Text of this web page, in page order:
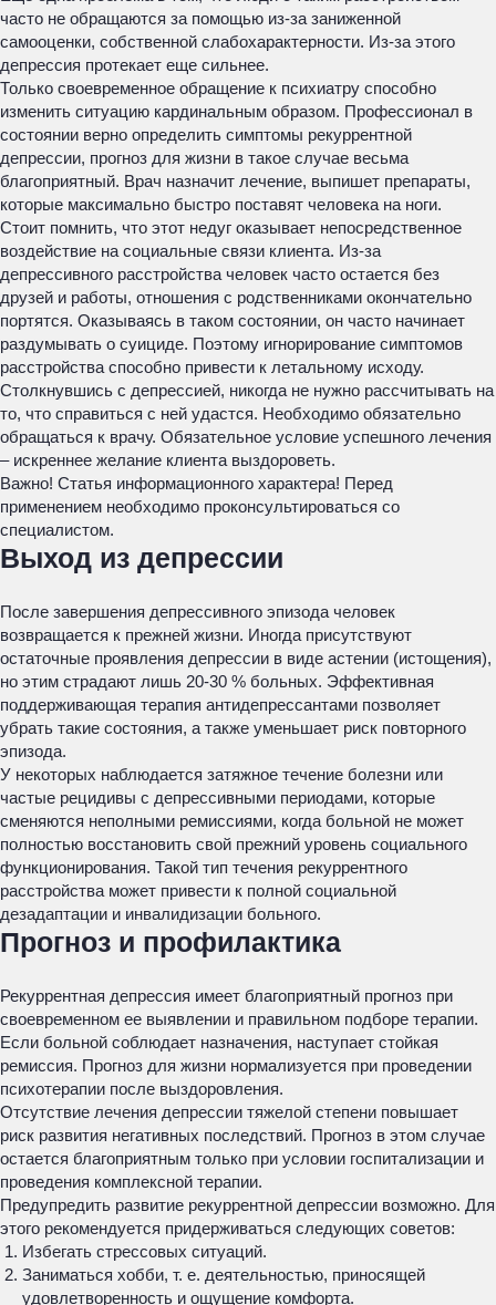
часто не обращаются за помощью из-за заниженной
самооценки, собственной слабохарактерности. Из-за этого
депрессия протекает еще сильнее.
Только своевременное обращение к психиатру способно
изменить ситуацию кардинальным образом. Профессионал в
состоянии верно определить симптомы рекуррентной
депрессии, прогноз для жизни в такое случае весьма
благоприятный. Врач назначит лечение, выпишет препараты,
которые максимально быстро поставят человека на ноги.
Стоит помнить, что этот недуг оказывает непосредственное
воздействие на социальные связи клиента. Из-за
депрессивного расстройства человек часто остается без
друзей и работы, отношения с родственниками окончательно
портятся. Оказываясь в таком состоянии, он часто начинает
раздумывать о суициде. Поэтому игнорирование симптомов
расстройства способно привести к летальному исходу.
Столкнувшись с депрессией, никогда не нужно рассчитывать на
то, что справиться с ней удастся. Необходимо обязательно
обращаться к врачу. Обязательное условие успешного лечения
– искреннее желание клиента выздороветь.
Важно! Статья информационного характера! Перед
применением необходимо проконсультироваться со
специалистом.
Выход из депрессии
После завершения депрессивного эпизода человек
возвращается к прежней жизни. Иногда присутствуют
остаточные проявления депрессии в виде астении (истощения),
но этим страдают лишь 20-30 % больных. Эффективная
поддерживающая терапия антидепрессантами позволяет
убрать такие состояния, а также уменьшает риск повторного
эпизода.
У некоторых наблюдается затяжное течение болезни или
частые рецидивы с депрессивными периодами, которые
сменяются неполными ремиссиями, когда больной не может
полностью восстановить свой прежний уровень социального
функционирования. Такой тип течения рекуррентного
расстройства может привести к полной социальной
дезадаптации и инвалидизации больного.
Прогноз и профилактика
Рекуррентная депрессия имеет благоприятный прогноз при
своевременном ее выявлении и правильном подборе терапии.
Если больной соблюдает назначения, наступает стойкая
ремиссия. Прогноз для жизни нормализуется при проведении
психотерапии после выздоровления.
Отсутствие лечения депрессии тяжелой степени повышает
риск развития негативных последствий. Прогноз в этом случае
остается благоприятным только при условии госпитализации и
проведения комплексной терапии.
Предупредить развитие рекуррентной депрессии возможно. Для
этого рекомендуется придерживаться следующих советов:
Избегать стрессовых ситуаций.
Заниматься хобби, т. е. деятельностью, приносящей
удовлетворенность и ощущение комфорта.